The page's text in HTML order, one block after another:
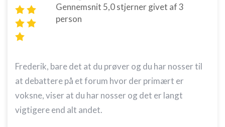
Gennemsnit 5,0stjerner givet af3
person
Frederik, bare det at du prøver og du har nosser til
at debattere på et forum hvor der primært er
voksne, viser at du har nosser og det er langt
vigtigere end alt andet.
Måle indholdseffektivitet
Forstå målgrupper gennem statistikker eller
kombinationer af oplysninger fra forskellige
kilder
Udvikle og forbedre tjenester
Bruge begrænsede oplysninger til at vælge
indhold
IAB Special Features: